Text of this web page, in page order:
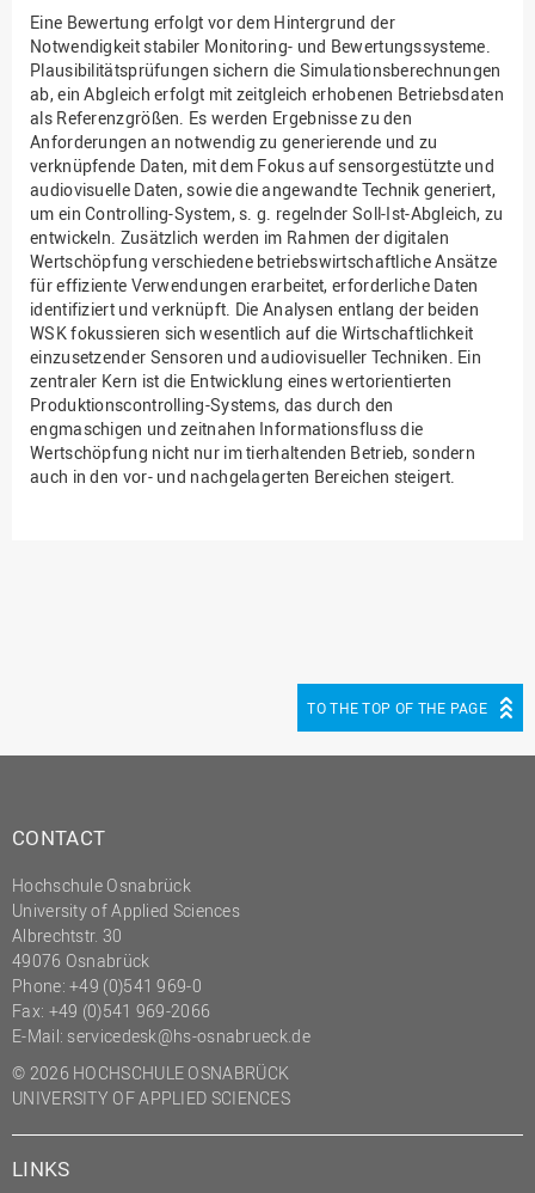
Eine Bewertung erfolgt vor dem Hintergrund der
Notwendigkeit stabiler Monitoring- und Bewertungssysteme.
Plausibilitätsprüfungen sichern die Simulationsberechnungen
ab, ein Abgleich erfolgt mit zeitgleich erhobenen Betriebsdaten
als Referenzgrößen. Es werden Ergebnisse zu den
Anforderungen an notwendig zu generierende und zu
verknüpfende Daten, mit dem Fokus auf sensorgestützte und
audiovisuelle Daten, sowie die angewandte Technik generiert,
um ein Controlling-System, s. g. regelnder Soll-Ist-Abgleich, zu
entwickeln. Zusätzlich werden im Rahmen der digitalen
Wertschöpfung verschiedene betriebswirtschaftliche Ansätze
für effiziente Verwendungen erarbeitet, erforderliche Daten
identifiziert und verknüpft. Die Analysen entlang der beiden
WSK fokussieren sich wesentlich auf die Wirtschaftlichkeit
einzusetzender Sensoren und audiovisueller Techniken. Ein
zentraler Kern ist die Entwicklung eines wertorientierten
Produktionscontrolling-Systems, das durch den
engmaschigen und zeitnahen Informationsfluss die
Wertschöpfung nicht nur im tierhaltenden Betrieb, sondern
auch in den vor- und nachgelagerten Bereichen steigert.
TO THE TOP OF THE PAGE
CONTACT
Hochschule Osnabrück
University of Applied Sciences
Albrechtstr. 30
49076 Osnabrück
Phone: +49 (0)541 969-0
Fax: +49 (0)541 969-2066
E-Mail: servicedesk@hs-osnabrueck.de
© 2026 HOCHSCHULE OSNABRÜCK
UNIVERSITY OF APPLIED SCIENCES
LINKS